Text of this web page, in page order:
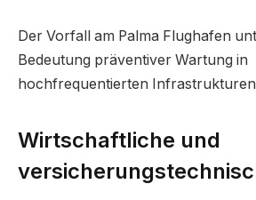
Der Vorfall am Palma Flughafen
Bedeutung präventiver Wartung in
hochfrequentierten Infrastrukturen
Wirtschaftliche und